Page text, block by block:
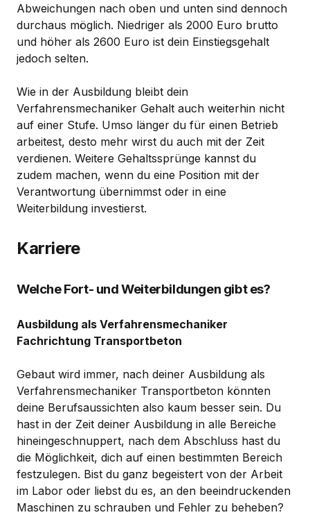
Abweichungen nach oben und unten sind dennoch
durchaus möglich. Niedriger als 2000 Euro brutto
und höher als 2600 Euro ist dein Einstiegsgehalt
jedoch selten.
Wie in der Ausbildung bleibt dein
Verfahrensmechaniker Gehalt auch weiterhin nicht
auf einer Stufe. Umso länger du für einen Betrieb
arbeitest, desto mehr wirst du auch mit der Zeit
verdienen. Weitere Gehaltssprünge kannst du
zudem machen, wenn du eine Position mit der
Verantwortung übernimmst oder in eine
Weiterbildung investierst.
Karriere
Welche Fort- und Weiterbildungen gibt es?
Ausbildung als Verfahrensmechaniker
Fachrichtung Transportbeton
Gebaut wird immer, nach deiner Ausbildung als
Verfahrensmechaniker Transportbeton könnten
deine Berufsaussichten also kaum besser sein. Du
hast in der Zeit deiner Ausbildung in alle Bereiche
hineingeschnuppert, nach dem Abschluss hast du
die Möglichkeit, dich auf einen bestimmten Bereich
festzulegen. Bist du ganz begeistert von der Arbeit
im Labor oder liebst du es, an den beeindruckenden
Maschinen zu schrauben und Fehler zu beheben?